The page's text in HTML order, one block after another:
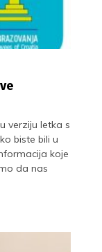
verziju letka s
biste bili u
koje
da nas